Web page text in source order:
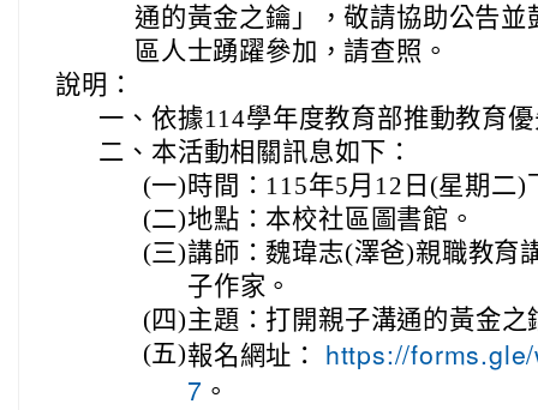
通的黃金之鑰」，敬請協助公告
區人士踴躍參加，請查照。
說明：
一、 依據114學年度教育部推動教育
二、 本活動相關訊息如下：
(一) 時間：115年5月12日(星期二)
(二)地點：本校社區圖書館。
(三)講師：魏瑋志(澤爸)親職教育
子作家。
(四)主題：打開親子溝通的黃金之
(五)報名網址： https://
7 。